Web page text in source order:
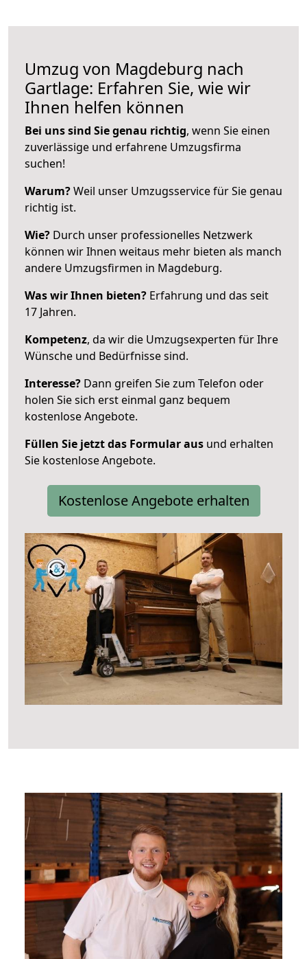
Umzug von Magdeburg nach
Gartlage: Erfahren Sie, wie wir
Ihnen helfen können
Bei uns sind Sie genau richtig, wenn Sie einen
zuverlässige und erfahrene Umzugsfirma
suchen!
Warum?Weil unser Umzugsservice für Sie genau
richtig ist.
Wie? Durch unser professionelles Netzwerk
können wir Ihnen weitaus mehr bieten als manch
andere Umzugsfirmen in Magdeburg.
Was wir Ihnen bieten? Erfahrung und das seit
17 Jahren.
Kompetenz, da wir die Umzugsexperten für Ihre
Wünsche und Bedürfnisse sind.
Interesse? Dann greifen Sie zum Telefon oder
holen Sie sich erst einmal ganz bequem
kostenlose Angebote.
Füllen Sie jetzt das Formular aus und erhalten
Sie kostenlose Angebote.
Kostenlose Angebote erhalten